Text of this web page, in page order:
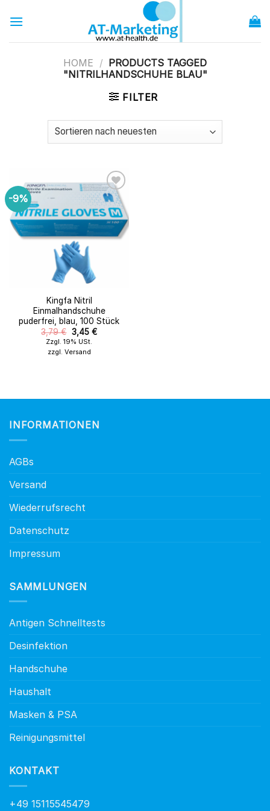
Inhalt
HOME / PRODUCTS TAGGED
"NITRILHANDSCHUHE BLAU"
FILTER
-9%
zur
Wunschliste
hinzufügen
Kingfa Nitril
Einmalhandschuhe
puderfrei, blau, 100 Stück
3,79€ Original
Preis
wurde:
3,79 €.
3,45 €Der
Zzgl. 19% USt.
zzgl. Versand
INFORMATIONEN
AGBs
Versand
Wiederrufsrecht
Datenschutz
Impressum
SAMMLUNGEN
Antigen Schnelltests
Desinfektion
Handschuhe
Haushalt
Masken & PSA
Reinigungsmittel
KONTAKT
+49 15115545479